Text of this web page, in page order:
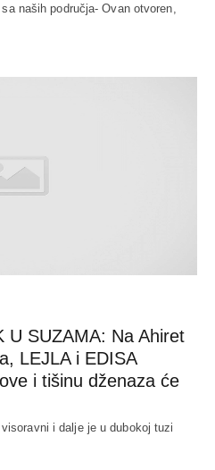
naših područja- Ovan otvoren,
U SUZAMA: Na Ahiret
LEJLA i EDISA
i tišinu dženaza će
i dalje je u dubokoj tuzi